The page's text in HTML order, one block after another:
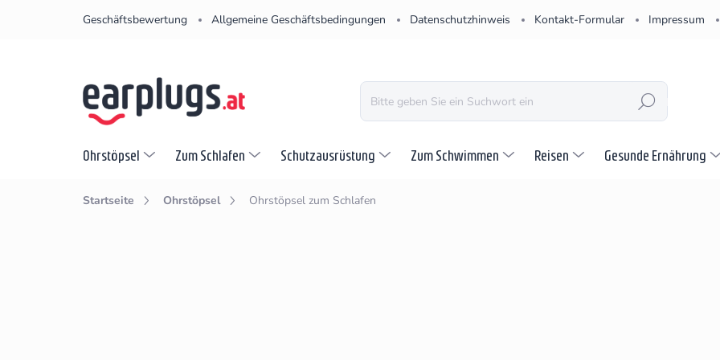
Geschäftsbewertung Allgemeine Geschäftsbedingungen Datenschutzhinweis Kontakt-Formular Impressum
SUCHEN
Ohrstöpsel Zum Schlafen Schutzausrüstung Zum Schwimmen Reisen Gesunde Ernährung
Startseite Ohrstöpsel Ohrstöpsel zum Schlafen